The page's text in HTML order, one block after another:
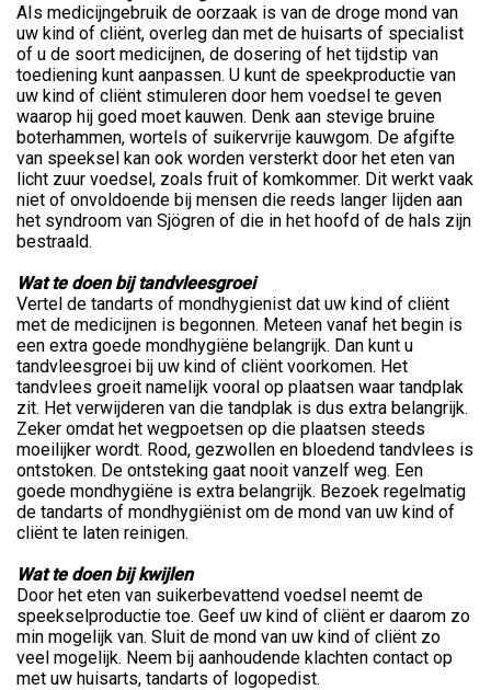
AIs medicijngebruik de oorzaak is van de droge mond van
uw kind of cliënt, overleg dan met de huisarts of specialist
of u de soort medicijnen, de dosering of het tijdstip van
toediening kunt aanpassen. U kunt de speekproductie van
uw kind of cliënt stimuleren door hem voedsel te geven
waarop hij goed moet kauwen. Denk aan stevige bruine
boterhammen, wortels of suikervrije kauwgom. De afgifte
van speeksel kan ook worden versterkt door het eten van
licht zuur voedsel, zoals fruit of komkommer. Dit werkt vaak
niet of onvoldoende bij mensen die reeds langer lijden aan
het syndroom van Sjögren of die in het hoofd of de hals zijn
bestraald.
Wat te doen bij tandvleesgroei
Vertel de tandarts of mondhygienist dat uw kind of cliënt
met de medicijnen is begonnen. Meteen vanaf het begin is
een extra goede mondhygiëne belangrijk. Dan kunt u
tandvleesgroei bij uw kind of cliënt voorkomen. Het
tandvlees groeit namelijk vooral op plaatsen waar tandplak
zit. Het verwijderen van die tandplak is dus extra belangrijk.
Zeker omdat het wegpoetsen op die plaatsen steeds
moeilijker wordt. Rood, gezwollen en bloedend tandvlees is
ontstoken. De ontsteking gaat nooit vanzelf weg. Een
goede mondhygiëne is extra belangrijk. Bezoek regelmatig
de tandarts of mondhygiënist om de mond van uw kind of
cliënt te laten reinigen.
Wat te doen bij kwijlen
Door het eten van suikerbevattend voedsel neemt de
speekselproductie toe. Geef uw kind of cliënt er daarom zo
min mogelijk van. Sluit de mond van uw kind of cliënt zo
veel mogelijk. Neem bij aanhoudende klachten contact op
met uw huisarts, tandarts of logopedist.